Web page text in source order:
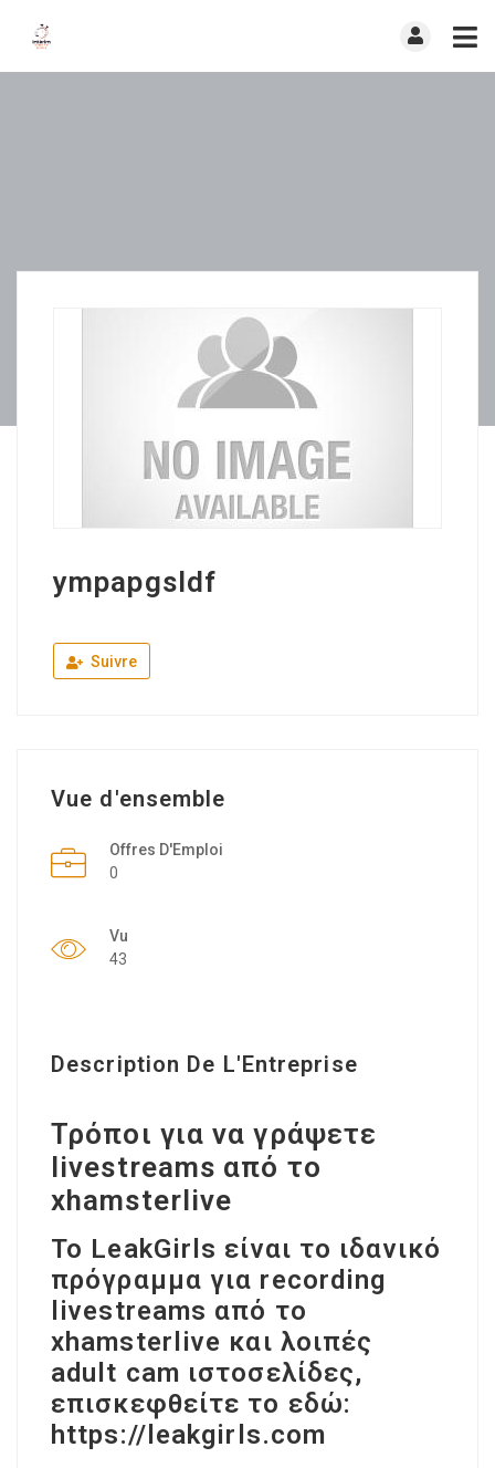
ympapgsldf
Suivre
Vue d'ensemble
Offres D'Emploi
0
Vu
43
Description De L'Entreprise
Τρόποι για να γράψετε
livestreams από το
xhamsterlive
Το LeakGirls είναι το ιδανικό
πρόγραμμα για recording
livestreams από το
xhamsterlive και λοιπές
adult cam ιστοσελίδες,
επισκεφθείτε το εδώ:
https://leakgirls.com